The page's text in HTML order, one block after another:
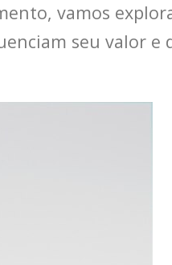
vamos
seu valor e